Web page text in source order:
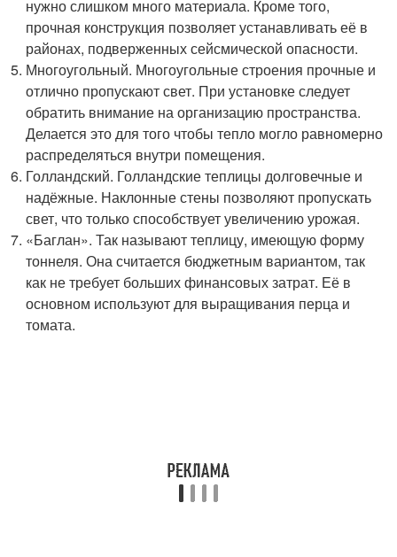
нужно слишком много материала. Кроме того,
прочная конструкция позволяет устанавливать её в
районах, подверженных сейсмической опасности.
Многоугольный. Многоугольные строения прочные и
отлично пропускают свет. При установке следует
обратить внимание на организацию пространства.
Делается это для того чтобы тепло могло равномерно
распределяться внутри помещения.
Голландский. Голландские теплицы долговечные и
надёжные. Наклонные стены позволяют пропускать
свет, что только способствует увеличению урожая.
«Баглан». Так называют теплицу, имеющую форму
тоннеля. Она считается бюджетным вариантом, так
как не требует больших финансовых затрат. Её в
основном используют для выращивания перца и
томата.